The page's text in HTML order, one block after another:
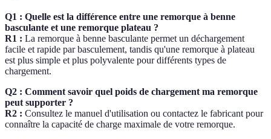
Q1 : Quelle est la différence entre une remorque à benne
basculante et une remorque plateau ?
R1 : La remorque à benne basculante permet un déchargement
facile et rapide par basculement, tandis qu'une remorque à plateau
est plus simple et plus polyvalente pour différents types de
chargement.
Q2 : Comment savoir quel poids de chargement ma remorque
peut supporter ?
R2 : Consultez le manuel d'utilisation ou contactez le fabricant pour
connaître la capacité de charge maximale de votre remorque.